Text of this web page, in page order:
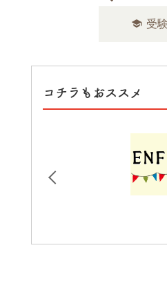
school 受
コチラもおススメ